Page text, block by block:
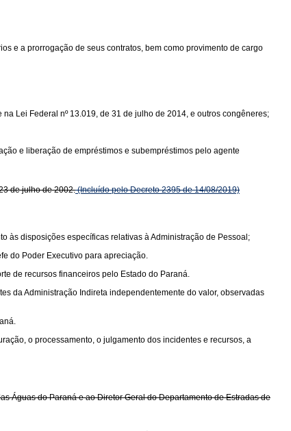
e a prorrogação de seus contratos, bem como provimento de cargo
Lei Federal nº 13.019, de 31 de julho de 2014, e outros congêneres;
e liberação de empréstimos e subempréstimos pelo agente
de julho de 2002.(Incluído pelo Decreto 2395 de 14/08/2019)
às disposições específicas relativas à Administração de Pessoal;
do Poder Executivo para apreciação.
de recursos financeiros pelo Estado do Paraná.
da Administração Indireta independentemente do valor, observadas
o processamento, o julgamento dos incidentes e recursos, a
Águas do Paraná e ao Diretor Geral do Departamento de Estradas de